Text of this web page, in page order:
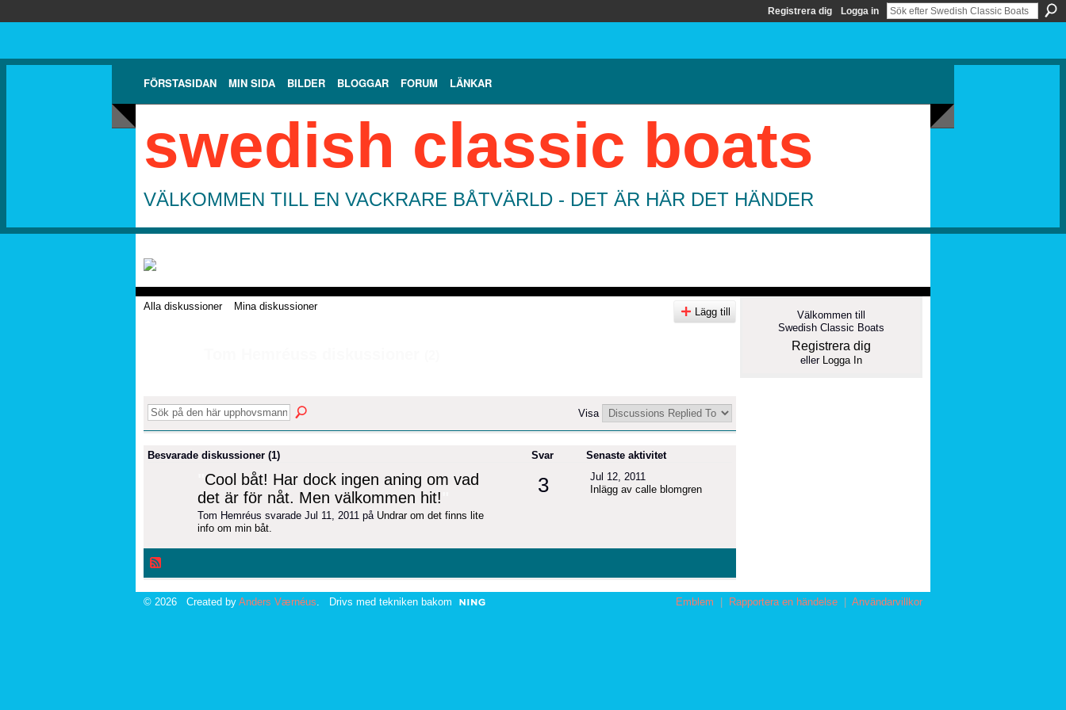
Registrera dig Logga in
FÖRSTASIDAN MIN SIDA BILDER BLOGGAR FORUM LÄNKAR
swedish classic boats
VÄLKOMMEN TILL EN VACKRARE BÅTVÄRLD - DET ÄR HÄR DET HÄNDER
Alla diskussioner Mina diskussioner Lägg till
Visa
Besvarade diskussioner (1) Svar Senaste aktivitet
Cool båt! Har dock ingen aning om vad
det är för nåt. Men välkommen hit!
Tom Hemréus svarade Jul 11, 2011 på Undrar om det finns lite
info om min båt.
3
Jul 12, 2011
Inlägg av calle blomgren
Välkommen till
Swedish Classic Boats
Registrera dig
eller Logga In
© 2026 Created by Anders Værnéus . Drivs med tekniken bakom Emblem | Rapportera en händelse | Användarvillkor